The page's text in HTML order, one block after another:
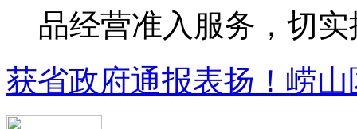
品经营准入服务，切
获省政府通报表扬！崂